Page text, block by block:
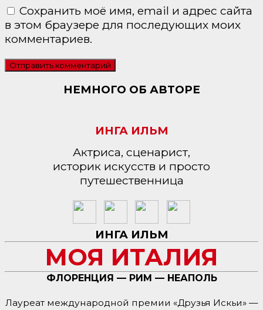
Сохранить моё имя, email и адрес сайта
в этом браузере для последующих моих
комментариев.
НЕМНОГО ОБ АВТОРЕ
ИНГА ИЛЬМ
Актриса, сценарист,
историк искусств и просто
путешественница
ИНГА ИЛЬМ
МОЯ ИТАЛИЯ
ФЛОРЕНЦИЯ — РИМ — НЕАПОЛЬ
Лауреат международной премии «Друзья Искьи» —